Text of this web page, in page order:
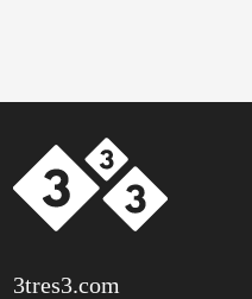
3tres3.com